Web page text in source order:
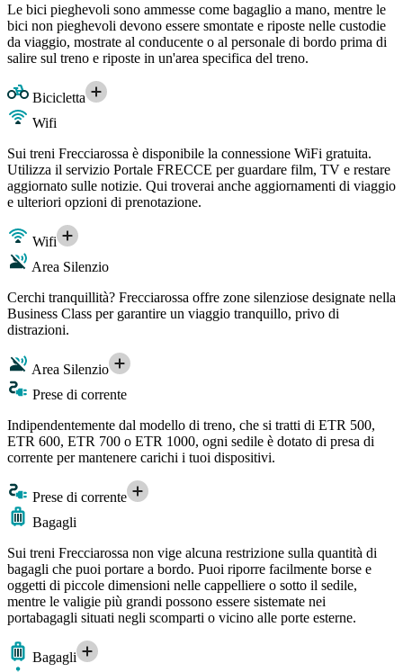
Le bici pieghevoli sono ammesse come bagaglio a mano, mentre le
bici non pieghevoli devono essere smontate e riposte nelle custodie
da viaggio, mostrate al conducente o al personale di bordo prima di
salire sul treno e riposte in un'area specifica del treno.
Bicicletta
Wifi
Sui treni Frecciarossa è disponibile la connessione WiFi gratuita.
Utilizza il servizio Portale FRECCE per guardare film, TV e restare
aggiornato sulle notizie. Qui troverai anche aggiornamenti di viaggio
e ulteriori opzioni di prenotazione.
Wifi
Area Silenzio
Cerchi tranquillità? Frecciarossa offre zone silenziose designate nella
Business Class per garantire un viaggio tranquillo, privo di
distrazioni.
Area Silenzio
Prese di corrente
Indipendentemente dal modello di treno, che si tratti di ETR 500,
ETR 600, ETR 700 o ETR 1000, ogni sedile è dotato di presa di
corrente per mantenere carichi i tuoi dispositivi.
Prese di corrente
Bagagli
Sui treni Frecciarossa non vige alcuna restrizione sulla quantità di
bagagli che puoi portare a bordo. Puoi riporre facilmente borse e
oggetti di piccole dimensioni nelle cappelliere o sotto il sedile,
mentre le valigie più grandi possono essere sistemate nei
portabagagli situati negli scomparti o vicino alle porte esterne.
Bagagli